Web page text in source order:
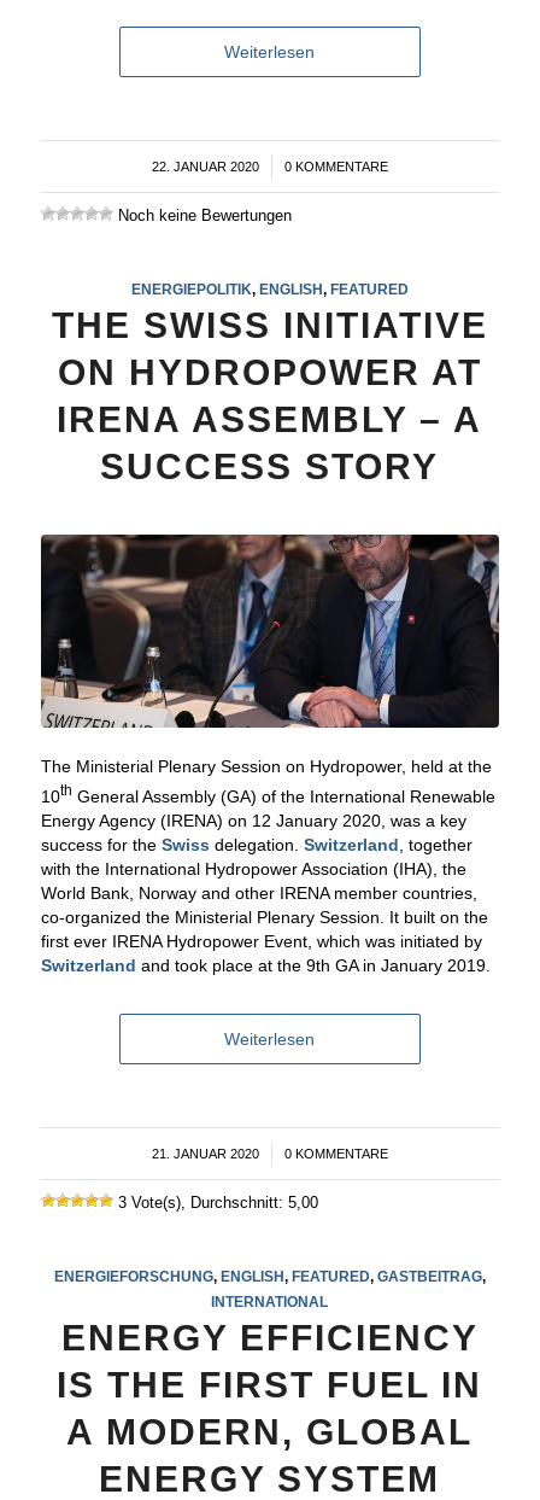
Weiterlesen
22. JANUAR 2020
/ 0 KOMMENTARE
Noch keine Bewertungen
ENERGIEPOLITIK, ENGLISH, FEATURED
THE SWISS INITIATIVE
ON HYDROPOWER AT
IRENA ASSEMBLY – A
SUCCESS STORY
The Ministerial Plenary Session on Hydropower, held at the
10th General Assembly (GA) of the International Renewable
Energy Agency (IRENA) on 12 January 2020, was a key
success for the Swiss delegation. Switzerland , together
with the International Hydropower Association (IHA), the
World Bank, Norway and other IRENA member countries,
co-organized the Ministerial Plenary Session. It built on the
first ever IRENA Hydropower Event, which was initiated by
Switzerland and took place at the 9th GA in January 2019.
Weiterlesen
21. JANUAR 2020
/ 0 KOMMENTARE
3 Vote(s), Durchschnitt: 5,00
ENERGIEFORSCHUNG, ENGLISH, FEATURED, GASTBEITRAG,
INTERNATIONAL
ENERGY EFFICIENCY
IS THE FIRST FUEL IN
A MODERN, GLOBAL
ENERGY SYSTEM